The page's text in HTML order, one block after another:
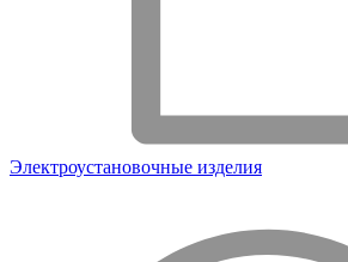
Электроустановочные изделия